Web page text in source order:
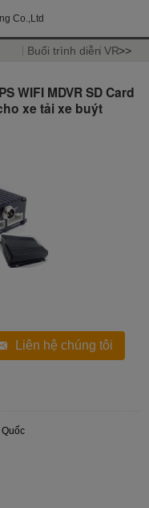
Co.,Ltd
Buổi trình diễn VR>>
WIFI MDVR SD Card
xe tải xe buýt
Liên hệ chúng tôi